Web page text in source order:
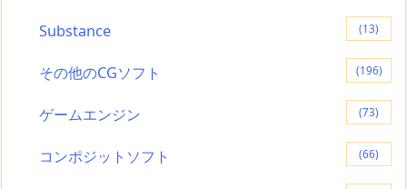
Substance (13)
その他のCGソフト (196)
ゲームエンジン (73)
コンポジットソフト (66)